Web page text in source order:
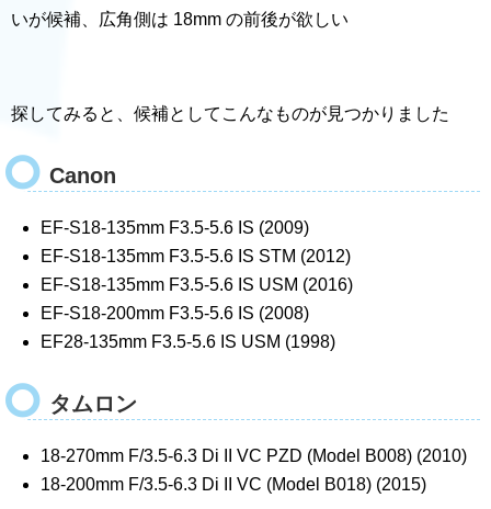
いが候補、広角側は 18mm の前後が欲しい
探してみると、候補としてこんなものが見つかりました
Canon
EF-S18-135mm F3.5-5.6 IS (2009)
EF-S18-135mm F3.5-5.6 IS STM (2012)
EF-S18-135mm F3.5-5.6 IS USM (2016)
EF-S18-200mm F3.5-5.6 IS (2008)
EF28-135mm F3.5-5.6 IS USM (1998)
タムロン
18-270mm F/3.5-6.3 Di II VC PZD (Model B008) (2010)
18-200mm F/3.5-6.3 Di II VC (Model B018) (2015)